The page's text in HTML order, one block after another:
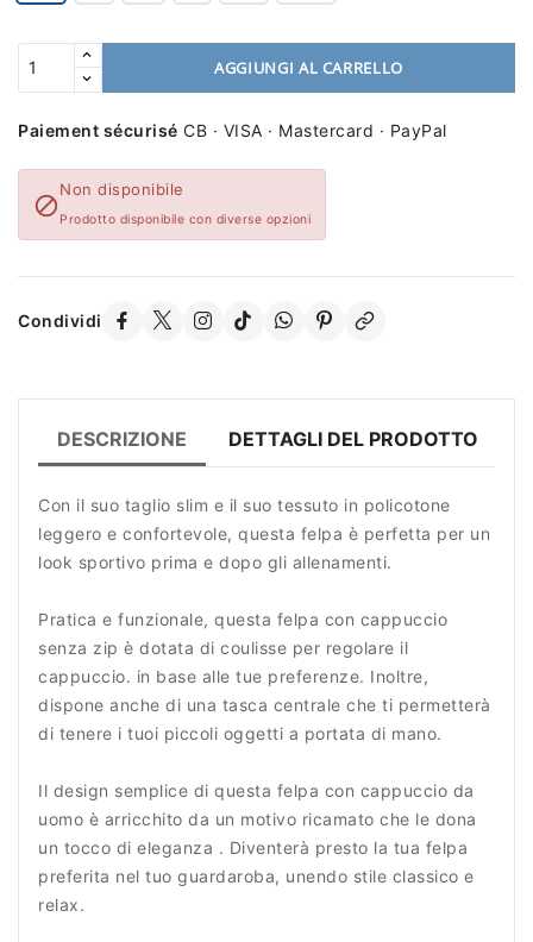
AGGIUNGI AL CARRELLO
Paiement sécurisé CB · VISA · Mastercard · PayPal

Non disponibile
Prodotto disponibile con diverse opzioni
Condividi
DESCRIZIONE DETTAGLI DEL PRODOTTO
Con il suo taglio slim e il suo tessuto in policotone
leggero e confortevole, questa felpa è perfetta per un
look sportivo prima e dopo gli allenamenti.
Pratica e funzionale, questa felpa con cappuccio
senza zip è dotata di coulisse per regolare il
cappuccio. in base alle tue preferenze. Inoltre,
dispone anche di una tasca centrale che ti permetterà
di tenere i tuoi piccoli oggetti a portata di mano.
Il design semplice di questa felpa con cappuccio da
uomo è arricchito da un motivo ricamato che le dona
un tocco di eleganza . Diventerà presto la tua felpa
preferita nel tuo guardaroba, unendo stile classico e
relax.